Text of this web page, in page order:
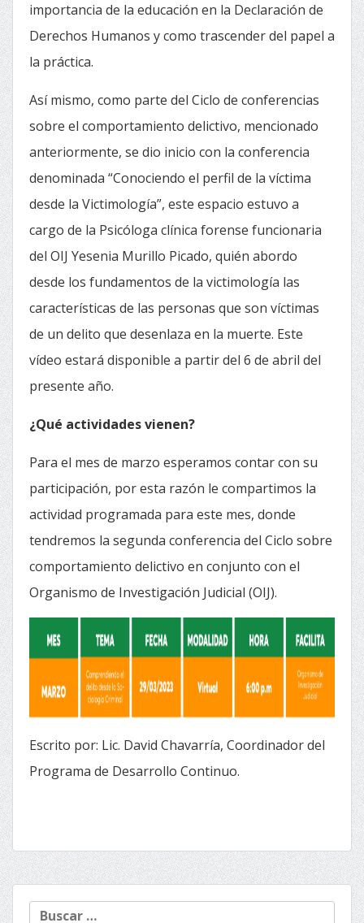
importancia de la educación en la Declaración de
Derechos Humanos y como trascender del papel a
la práctica.
Así mismo, como parte del Ciclo de conferencias
sobre el comportamiento delictivo, mencionado
anteriormente, se dio inicio con la conferencia
denominada “Conociendo el perfil de la víctima
desde la Victimología”, este espacio estuvo a
cargo de la Psicóloga clínica forense funcionaria
del OIJ Yesenia Murillo Picado, quién abordo
desde los fundamentos de la victimología las
características de las personas que son víctimas
de un delito que desenlaza en la muerte. Este
vídeo estará disponible a partir del 6 de abril del
presente año.
¿Qué actividades vienen?
Para el mes de marzo esperamos contar con su
participación, por esta razón le compartimos la
actividad programada para este mes, donde
tendremos la segunda conferencia del Ciclo sobre
comportamiento delictivo en conjunto con el
Organismo de Investigación Judicial (OIJ).
Escrito por: Lic. David Chavarría, Coordinador del
Programa de Desarrollo Continuo.
Buscar: